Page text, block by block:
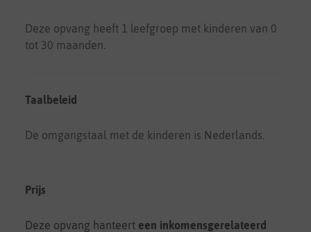
Deze opvang heeft 1 leefgroep met kinderen van 0
tot 30 maanden.
Taalbeleid
De omgangstaal met de kinderen is Nederlands.
Prijs
Deze opvang hanteert een inkomensgerelateerd